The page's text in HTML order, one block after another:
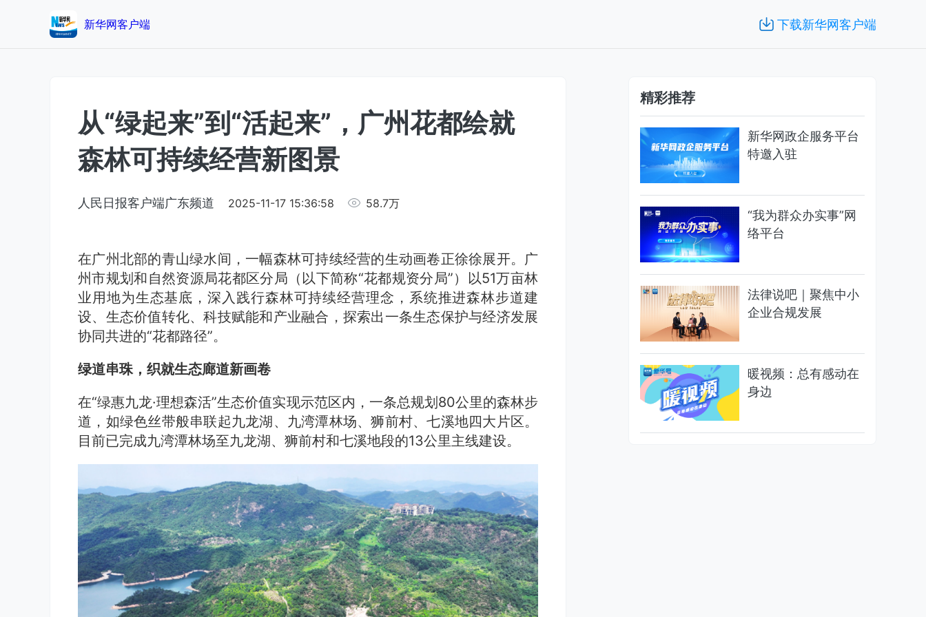
新华网客户端 下载新华网客户端
从“绿起来”到“活起来”，广州花都绘就
森林可持续经营新图景
人民日报客户端广东频道 2025-11-17 15:36:58 58.7万
在广州北部的青山绿水间，一幅森林可持续经营的生动画卷正徐徐展开。广
州市规划和自然资源局花都区分局（以下简称“花都规资分局”）以51万亩林
业用地为生态基底，深入践行森林可持续经营理念，系统推进森林步道建
设、生态价值转化、科技赋能和产业融合，探索出一条生态保护与经济发展
协同共进的“花都路径”。
绿道串珠，织就生态廊道新画卷
在“绿惠九龙·理想森活”生态价值实现示范区内，一条总规划80公里的森林步
道，如绿色丝带般串联起九龙湖、九湾潭林场、狮前村、七溪地四大片区。
目前已完成九湾潭林场至九龙湖、狮前村和七溪地段的13公里主线建设。
精彩推荐
新华网政企服务平台
特邀入驻
“我为群众办实事”网
络平台
法律说吧｜聚焦中小
企业合规发展
暖视频：总有感动在
身边